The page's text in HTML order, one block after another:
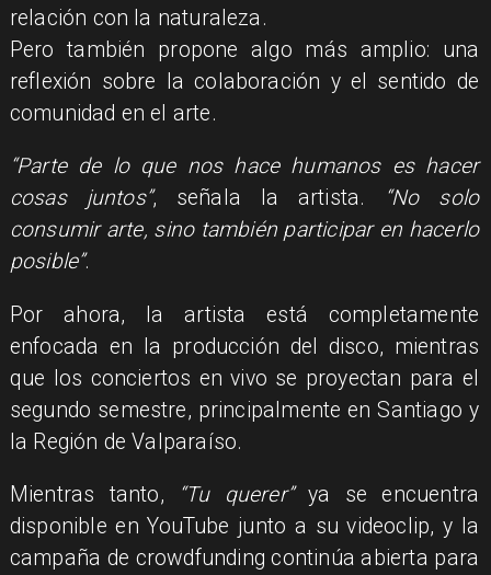
relación con la naturaleza.
Pero también propone algo más amplio: una
reflexión sobre la colaboración y el sentido de
comunidad en el arte.
“Parte de lo que nos hace humanos es hacer
cosas juntos”, señala la artista.
“No solo
consumir arte, sino también participar en hacerlo
posible”.
Por ahora, la artista está completamente
enfocada en la producción del disco, mientras
que los conciertos en vivo se proyectan para el
segundo semestre, principalmente en Santiago y
la Región de Valparaíso.
Mientras tanto, “Tu querer”ya se encuentra
disponible en YouTube junto a su videoclip, y la
campaña de crowdfunding continúa abierta para